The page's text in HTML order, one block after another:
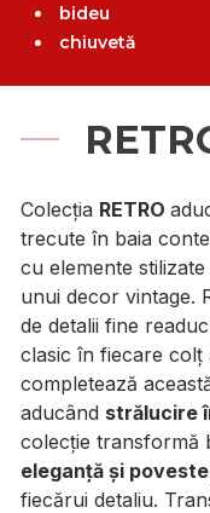
Colecția RETRO
trecute în baia
cu elemente
unui decor vintage.
de detalii fine
clasic în fiecare colț
completează
aducând strălucire
colecție transformă
eleganță și poveste
fiecărui detaliu.
bideu
chiuvetă